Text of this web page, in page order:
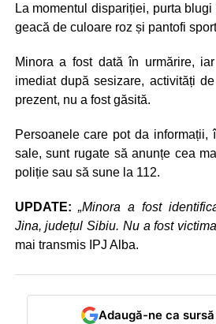
La momentul dispariției, purta
geacă de culoare roz și pantofi
Minora a fost dată în urmărire,
imediat după sesizare, activități
prezent, nu a fost găsită.
Persoanele care pot da informații,
sale, sunt rugate să anunțe cea
poliție sau să sune la 112.
UPDATE: „Minora a fost
Jina, județul Sibiu. Nu a fost
mai transmis IPJ Alba.
Adaugă-ne ca